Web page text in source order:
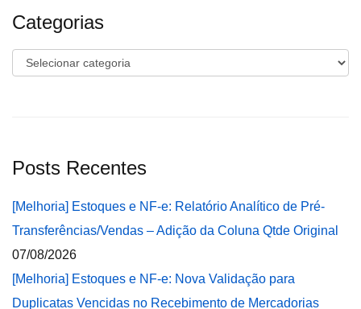
Categorias
Categorias
Posts Recentes
[Melhoria] Estoques e NF-e: Relatório Analítico de Pré-
Transferências/Vendas – Adição da Coluna Qtde Original
07/08/2026
[Melhoria] Estoques e NF-e: Nova Validação para
Duplicatas Vencidas no Recebimento de Mercadorias